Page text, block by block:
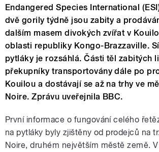
Endangered Species International
dvě gorily týdně jsou zabity a
dalším masem divokých zvířat v
oblasti republiky Kongo-Brazzaville.
pytláky je rozsáhlá. Části těl zabitých
překupníky transportovány dále po
Kouilou a dostávají se až na trhy ve
Noire. Zprávu uveřejnila BBC.
První informace o fungování celého
na pytláky byly zjištěny od prodejců na
Noire, druhém největším městě země.